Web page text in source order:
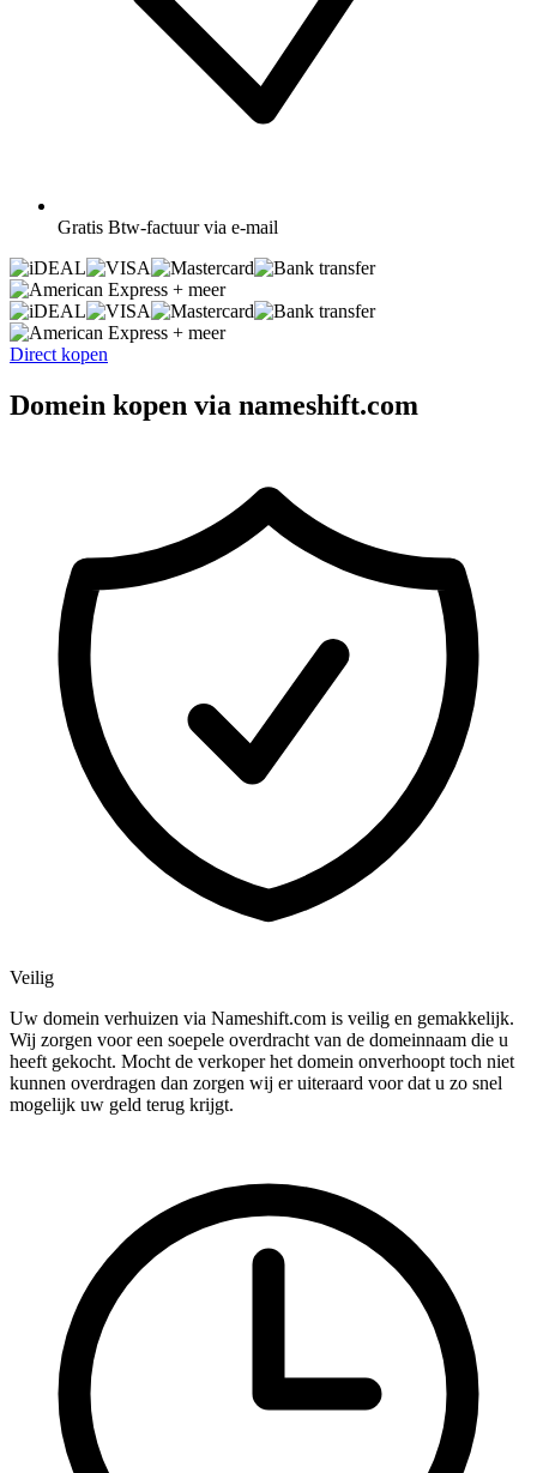
Gratis Btw-factuur via e-mail
+ meer
+ meer
Direct kopen
Domein kopen via nameshift.com
Veilig
Uw domein verhuizen via Nameshift.com is veilig en gemakkelijk.
Wij zorgen voor een soepele overdracht van de domeinnaam die u
heeft gekocht. Mocht de verkoper het domein onverhoopt toch niet
kunnen overdragen dan zorgen wij er uiteraard voor dat u zo snel
mogelijk uw geld terug krijgt.